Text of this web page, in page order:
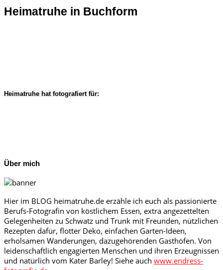
Heimatruhe in Buchform
Heimatruhe hat fotografiert für:
Über mich
Hier im BLOG heimatruhe.de erzähle ich euch als passionierte
Berufs-Fotografin von köstlichem Essen, extra angezettelten
Gelegenheiten zu Schwatz und Trunk mit Freunden, nützlichen
Rezepten dafür, flotter Deko, einfachen Garten-Ideen,
erholsamen Wanderungen, dazugehörenden Gasthöfen. Von
leidenschaftlich engagierten Menschen und ihren Erzeugnissen
und natürlich vom Kater Barley! Siehe auch www.endress-